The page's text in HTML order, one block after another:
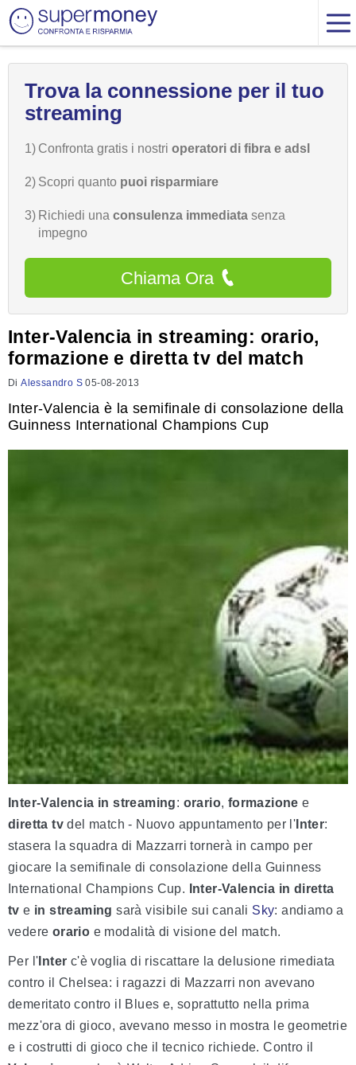
Trova la connessione per il tuo
streaming
1) Confronta gratis i nostri operatori di fibra e adsl
2) Scopri quanto puoi risparmiare
3) Richiedi una consulenza immediata senza
impegno
Chiama Ora
Inter-Valencia in streaming: orario,
formazione e diretta tv del match
DiAlessandro S 05-08-2013
Inter-Valencia è la semifinale di consolazione della
Guinness International Champions Cup
Inter-Valencia in streaming: orario, formazione e
diretta tv del match - Nuovo appuntamento per l' Inter:
stasera la squadra di Mazzarri tornerà in campo per
giocare la semifinale di consolazione della Guinness
International Champions Cup.
Inter-Valencia in diretta
tv e in streaming sarà visibile sui canali Sky: andiamo a
vedere orario e modalità di visione del match.
Per l' Inter c'è voglia di riscattare la delusione rimediata
contro il Chelsea: i ragazzi di Mazzarri non avevano
demeritato contro il Blues e, soprattutto nella prima
mezz'ora di gioco, avevano messo in mostra le geometrie
e i costrutti di gioco che il tecnico richiede. Contro il